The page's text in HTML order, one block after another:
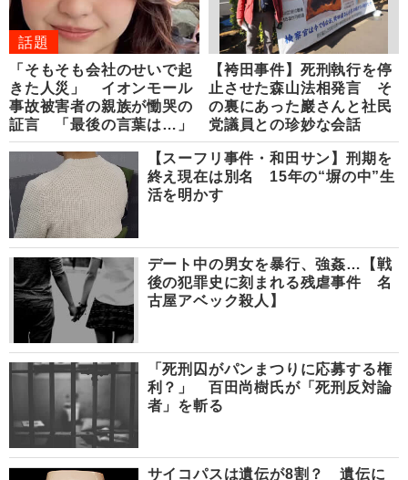
話題
「そもそも会社のせいで起
きた人災」 イオンモール
事故被害者の親族が慟哭の
証言 「最後の言葉は…」
【袴田事件】死刑執行を停
止させた森山法相発言 そ
の裏にあった巖さんと社民
党議員との珍妙な会話
【スーフリ事件・和田サン】刑期を
終え現在は別名 15年の“塀の中”生
活を明かす
デート中の男女を暴行、強姦…【戦
後の犯罪史に刻まれる残虐事件 名
古屋アベック殺人】
「死刑囚がパンまつりに応募する権
利？」 百田尚樹氏が「死刑反対論
者」を斬る
サイコパスは遺伝が8割？ 遺伝に